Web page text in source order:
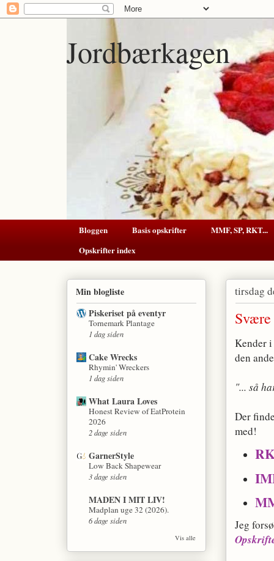
Jordbærkagen
Bloggen Basis opskrifter
MMF, SP, RKT...
Opskrifter index
tirsdag
Kender
den
"... så
Der
med!
Jeg
Min blogliste
Piskeriset på eventyr
Tornemark Plantage
1 dag siden
Cake Wrecks
Rhymin' Wreckers
1 dag siden
What Laura Loves
Honest Review of EatProtein
2026
2 dage siden
GarnerStyle
Low Back Shapewear
3 dage siden
MADEN I MIT LIV!
Madplan uge 32 (2026).
6 dage siden
Vis alle